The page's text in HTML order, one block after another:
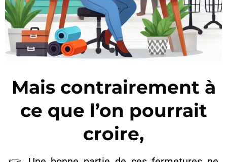
Mais contrairement à
ce que l’on pourrait
croire,